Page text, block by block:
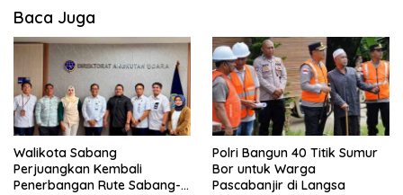
Baca Juga
Walikota Sabang
Perjuangkan Kembali
Penerbangan Rute Sabang-
Polri Bangun 40 Titik Sumur
Bor untuk Warga
Pascabanjir di Langsa